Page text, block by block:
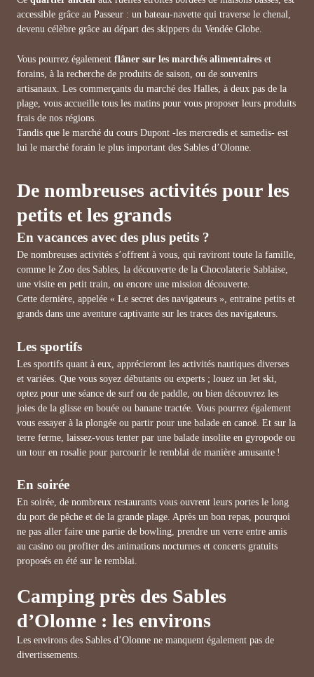
accessible grâce au Passeur : un bateau-navette qui traverse le chenal,
devenu célèbre grâce au départ des skippers du Vendée Globe.
Vous pourrez également flâner sur les marchés alimentaires et
forains, à la recherche de produits de saison, ou de souvenirs
artisanaux. Les commerçants du marché des Halles, à deux pas de la
plage, vous accueille tous les matins pour vous proposer leurs produits
frais de nos régions.
Tandis que le marché du cours Dupont -les mercredis et samedis- est
lui le marché forain le plus important des Sables d’Olonne.
De nombreuses activités pour les
petits et les grands
En vacances avec des plus petits ?
De nombreuses activités s’offrent à vous, qui raviront toute la famille,
comme le Zoo des Sables, la découverte de la Chocolaterie Sablaise,
une visite en petit train, ou encore une mission découverte.
Cette dernière, appelée « Le secret des navigateurs », entraine petits et
grands dans une aventure captivante sur les traces des navigateurs.
Les sportifs
Les sportifs quant à eux, apprécieront les activités nautiques diverses
et variées. Que vous soyez débutants ou experts ; louez un Jet ski,
optez pour une séance de surf ou de paddle, ou bien découvrez les
joies de la glisse en bouée ou banane tractée. Vous pourrez également
vous essayer à la plongée ou partir pour une balade en canoë. Et sur la
terre ferme, laissez-vous tenter par une balade insolite en gyropode ou
un tour en rosalie pour parcourir le remblai de manière amusante !
En soirée
En soirée, de nombreux restaurants vous ouvrent leurs portes le long
du port de pêche et de la grande plage. Après un bon repas, pourquoi
ne pas aller faire une partie de bowling, prendre un verre entre amis
au casino ou profiter des animations nocturnes et concerts gratuits
proposés en été sur le remblai.
Camping près des Sables
d’Olonne : les environs
Les environs des Sables d’Olonne ne manquent également pas de
divertissements.